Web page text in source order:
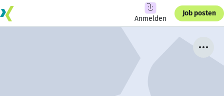
Anmelden
Job posten